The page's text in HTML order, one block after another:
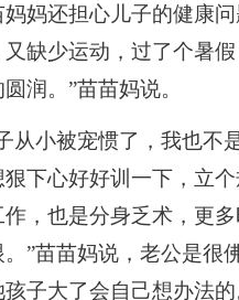
妈还担心儿子的健康问
又缺少运动，过了个暑
润。”苗苗妈说。
小被宠惯了，我也不是
狠下心好好训一下，立
作，也是分身乏术，更
。”苗苗妈说，老公是很
孩子大了会自己想办法